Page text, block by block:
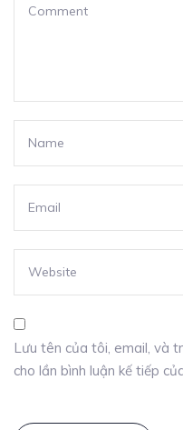
Lưu tên của tôi, email, và
cho lần bình luận kế tiếp